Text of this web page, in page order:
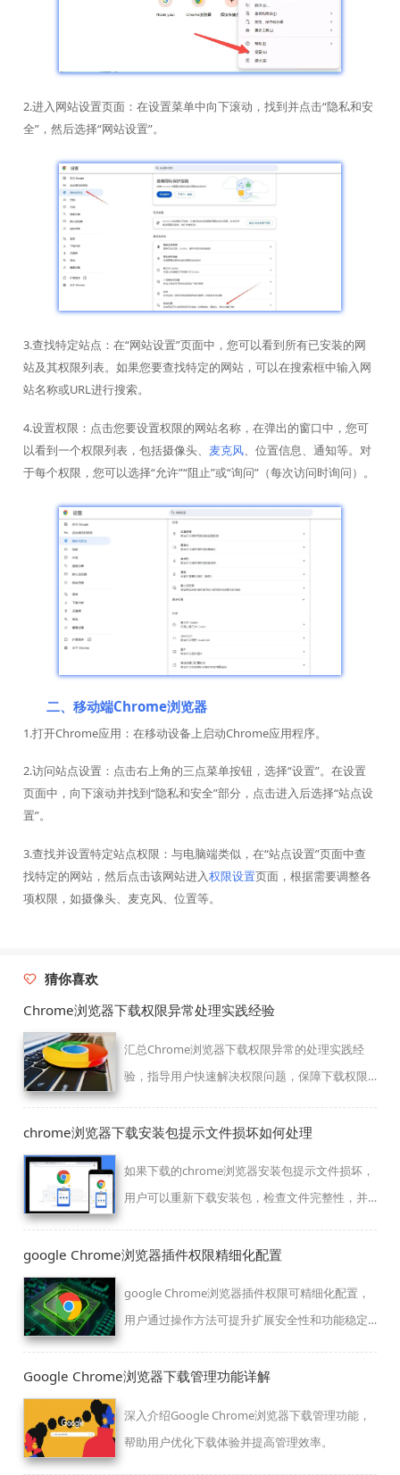
2.进入网站设置页面：在设置菜单中向下滚动，找到并点击“隐私和安
全”，然后选择“网站设置”。
3.查找特定站点：在“网站设置”页面中，您可以看到所有已安装的网
站及其权限列表。如果您要查找特定的网站，可以在搜索框中输入网
站名称或URL进行搜索。
4.设置权限：点击您要设置权限的网站名称，在弹出的窗口中，您可
以看到一个权限列表，包括摄像头、 麦克风、位置信息、通知等。对
于每个权限，您可以选择“允许”“阻止”或“询问”（每次访问时询问）。
二、移动端Chrome浏览器
1.打开Chrome应用：在移动设备上启动Chrome应用程序。
2.访问站点设置：点击右上角的三点菜单按钮，选择“设置”。在设置
页面中，向下滚动并找到“隐私和安全”部分，点击进入后选择“站点设
置”。
3.查找并设置特定站点权限：与电脑端类似，在“站点设置”页面中查
找特定的网站，然后点击该网站进入权限设置页面，根据需要调整各
项权限，如摄像头、麦克风、位置等。
猜你喜欢
Chrome浏览器下载权限异常处理实践经验
汇总Chrome浏览器下载权限异常的处理实践经
验，指导用户快速解决权限问题，保障下载权限
chrome浏览器下载安装包提示文件损坏如何处理
如果下载的chrome浏览器安装包提示文件损坏，
用户可以重新下载安装包，检查文件完整性，并
google Chrome浏览器插件权限精细化配置
google Chrome浏览器插件权限可精细化配置，
用户通过操作方法可提升扩展安全性和功能稳定
Google Chrome浏览器下载管理功能详解
深入介绍Google Chrome浏览器下载管理功能，
帮助用户优化下载体验并提高管理效率。